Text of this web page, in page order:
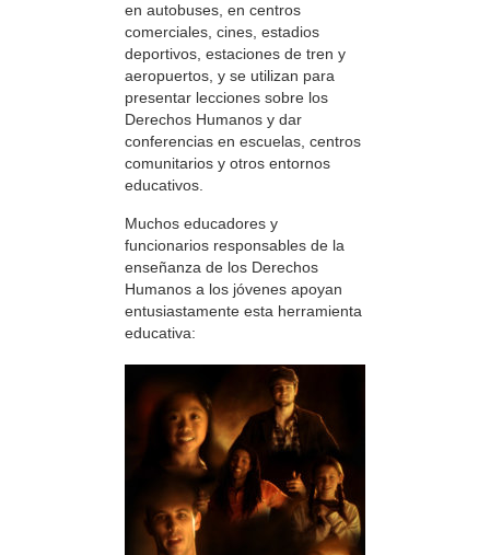
en autobuses, en centros
comerciales, cines, estadios
deportivos, estaciones de tren y
aeropuertos, y se utilizan para
presentar lecciones sobre los
Derechos Humanos y dar
conferencias en escuelas, centros
comunitarios y otros entornos
educativos.
Muchos educadores y
funcionarios responsables de la
enseñanza de los Derechos
Humanos a los jóvenes apoyan
entusiastamente esta herramienta
educativa: